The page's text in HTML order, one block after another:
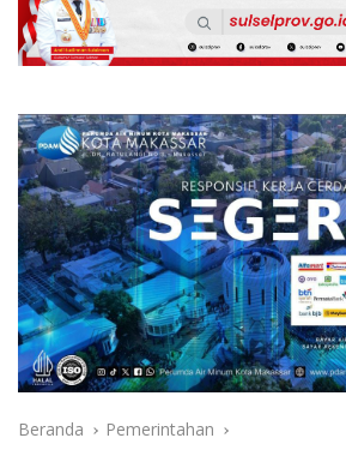
Beranda Pemerintahan